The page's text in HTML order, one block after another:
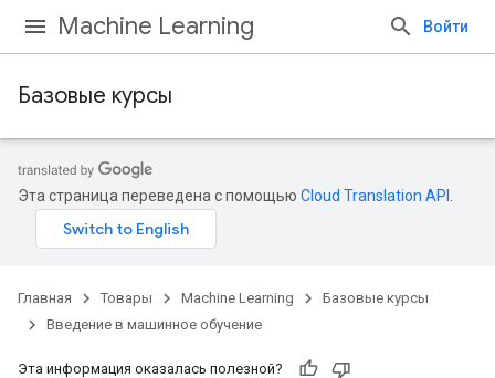
Machine Learning Войти
Базовые курсы
Эта страница переведена с помощью Cloud Translation API
Главная Товары Machine Learning
Базовые курсы
Введение в машинное обучение
Эта информация оказалась полезной?